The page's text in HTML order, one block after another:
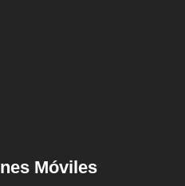
Móviles